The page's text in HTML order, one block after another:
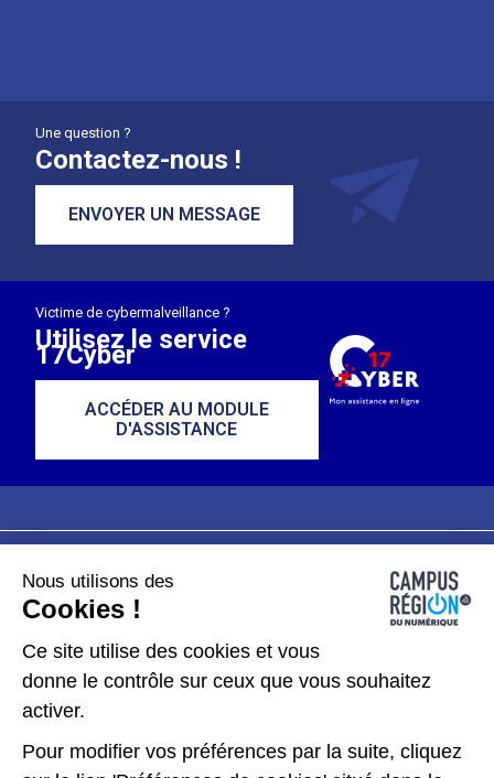
Une question ?
Contactez-nous !
ENVOYER UN MESSAGE
Victime de cybermalveillance ?
Utilisez le service
17Cyber
ACCÉDER AU MODULE
D'ASSISTANCE
Plan du site
Données personnelles
Gérer les cookies
Kit de communication
Nous utilisons des
Cookies !
Ce site utilise des cookies et vous
donne le contrôle sur ceux que vous souhaitez
activer.
Pour modifier vos préférences par la suite, cliquez